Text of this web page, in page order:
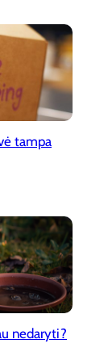
tampa
nedaryti?